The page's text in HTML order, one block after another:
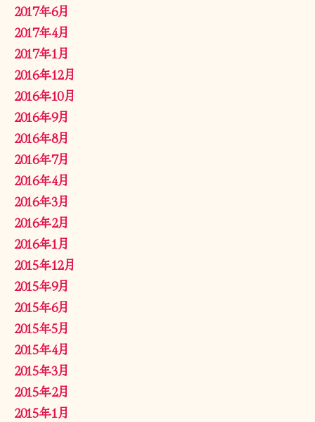
2017年6月
2017年4月
2017年1月
2016年12月
2016年10月
2016年9月
2016年8月
2016年7月
2016年4月
2016年3月
2016年2月
2016年1月
2015年12月
2015年9月
2015年6月
2015年5月
2015年4月
2015年3月
2015年2月
2015年1月